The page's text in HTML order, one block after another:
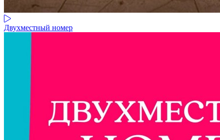
Двухместный номер